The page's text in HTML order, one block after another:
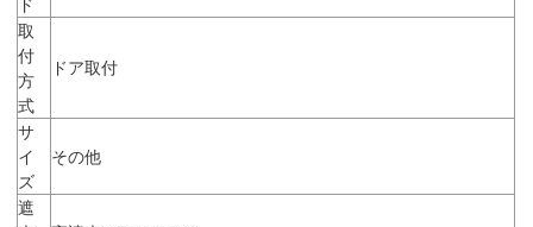
取
付
方
式
ドア取付
サ
イ
ズ
その他
遮